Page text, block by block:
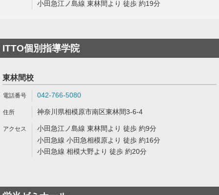
小田急江ノ島線 東林間より 徒歩 約19分
ITTO個別指導学院
東林間校
042-766-5080
神奈川県相模原市南区東林間3-6-4
小田急江ノ島線 東林間より 徒歩 約9分
小田急線 小田急相模原より 徒歩 約16分
小田急線 相模大野より 徒歩 約20分